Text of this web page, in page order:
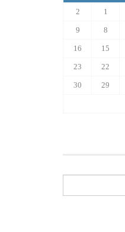
1
2
8
9
15
16
22
23
29
30